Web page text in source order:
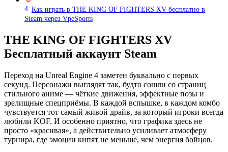
Как играть в THE KING OF FIGHTERS XV бесплатно в
Steam через VpeSports
THE KING OF FIGHTERS XV
Бесплатный аккаунт Steam
Переход на Unreal Engine 4 заметен буквально с первых
секунд. Персонажи выглядят так, будто сошли со страниц
стильного аниме — чёткие движения, эффектные позы и
зрелищные спецприёмы. В каждой вспышке, в каждом комбо
чувствуется тот самый живой драйв, за который игроки всегда
любили KOF. И особенно приятно, что графика здесь не
просто «красивая», а действительно усиливает атмосферу
турнира, где эмоции кипят не меньше, чем энергия бойцов.